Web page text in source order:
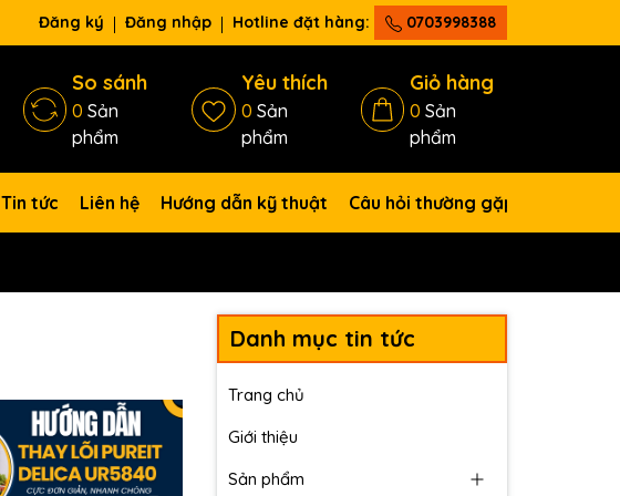
Đăng ký Đăng nhập Hotline đặt hàng: 0703998388
So sánh
0 Sản
phẩm
Yêu thích
0 Sản
phẩm
Giỏ hàng
0 Sản
phẩm
Tin tức Liên hệ Hướng dẫn kỹ thuật Câu hỏi thường gặp
Danh mục tin tức
Trang chủ
Giới thiệu
Sản phẩm